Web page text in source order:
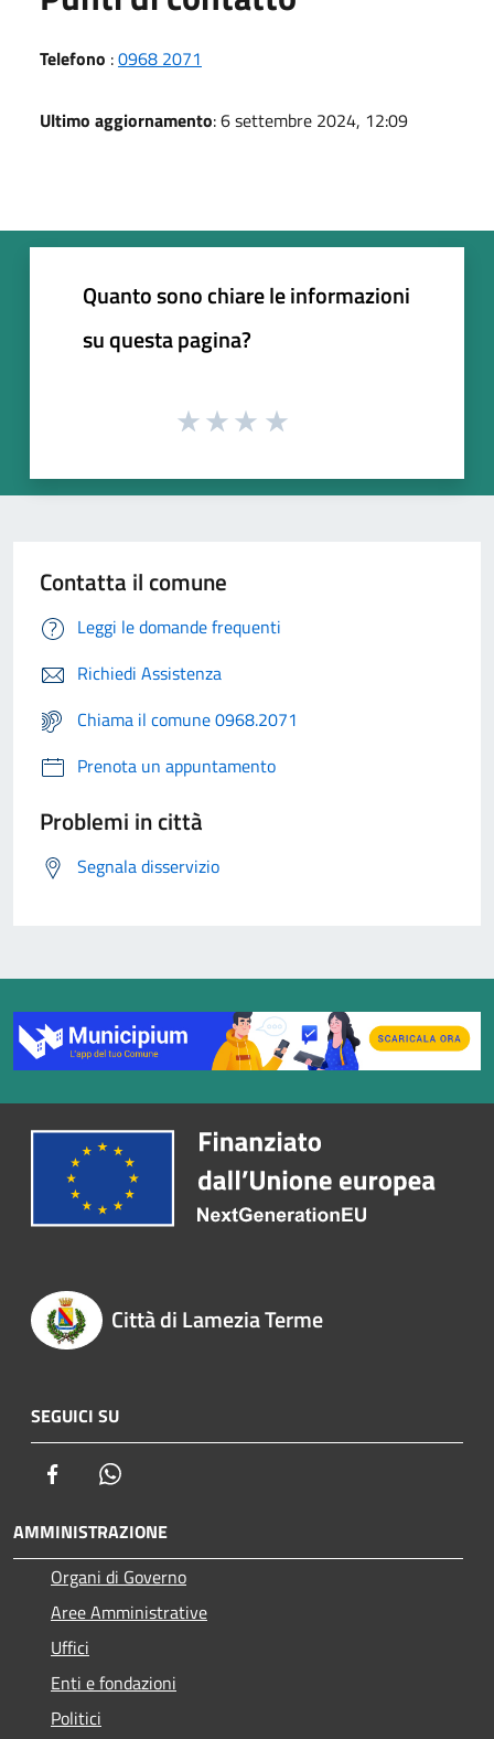
Telefono :0968 2071
Ultimo aggiornamento: 6 settembre 2024, 12:09
Quanto sono chiare le informazioni
su questa pagina?
Contatta il comune
Leggi le domande frequenti
Richiedi Assistenza
Chiama il comune 0968.2071
Prenota un appuntamento
Problemi in città
Segnala disservizio
Città di Lamezia Terme
SEGUICI SU
Facebook
AMMINISTRAZIONE
Organi di Governo
Aree Amministrative
Uffici
Enti e fondazioni
Politici